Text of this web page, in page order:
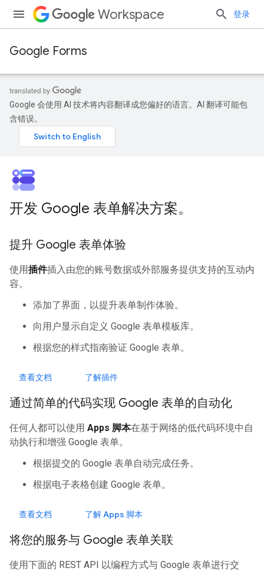
Workspace 登录
Google Forms
Google 会使用 AI 技术将内容翻译成您偏好的语言。AI 翻译可能包
含错误。
开发 Google 表单解决方案。
提升 Google 表单体验
使用插件插入由您的账号数据或外部服务提供支持的互动内
容。
添加了界面，以提升表单制作体验。
向用户显示自定义 Google 表单模板库。
根据您的样式指南验证 Google 表单。
查看文档 了解插件
通过简单的代码实现 Google 表单的自动化
任何人都可以使用 Apps 脚本在基于网络的低代码环境中自
动执行和增强 Google 表单。
根据提交的 Google 表单自动完成任务。
根据电子表格创建 Google 表单。
查看文档 了解 Apps 脚本
将您的服务与 Google 表单关联
使用下面的 REST API 以编程方式与 Google 表单进行交